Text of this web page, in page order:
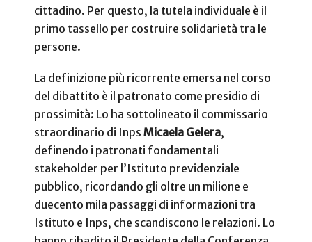
cittadino. Per questo, la tutela individuale è il
primo tassello per costruire solidarietà tra le
persone.
La definizione più ricorrente emersa nel corso
del dibattito è il patronato come presidio di
prossimità: Lo ha sottolineato il commissario
straordinario di Inps Micaela Gelera,
definendo i patronati fondamentali
stakeholder per l’Istituto previdenziale
pubblico, ricordando gli oltre un milione e
duecento mila passaggi di informazioni tra
Istituto e Inps, che scandiscono le relazioni. Lo